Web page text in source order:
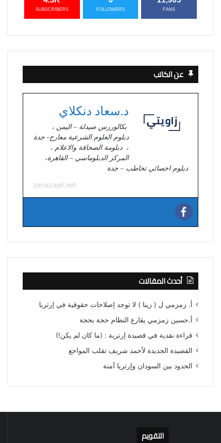
FANS
FOLLOWERS
SUBSCRIBERS
عن الكاتب
د.سعاد دنكلاي
بكالوررس صيدلة – اليمن ،
دبلوم العلوم الشرعية معارج- جدة
، دبلومة الصحافة والاعلام ،
المركز الدبلوماسي – القاهرة،
دبلوم اخصائي تخاطب – جدة
zenazajel.net
أحدث المقالات
أ. زمزمي ل ( زينا ) لا توجد إصلاحات حقوقية في إرتريا
أ.حسين زمزمي يقارع النظام حجة بحجة
قراءة نقدية في قصيدة إرترية : (ما كان لم يكن!)
القصيدة الجديدة لأحمد شريف تقلب المواجع
الحدود بين السودان وإرتريا آمنة
التقويم